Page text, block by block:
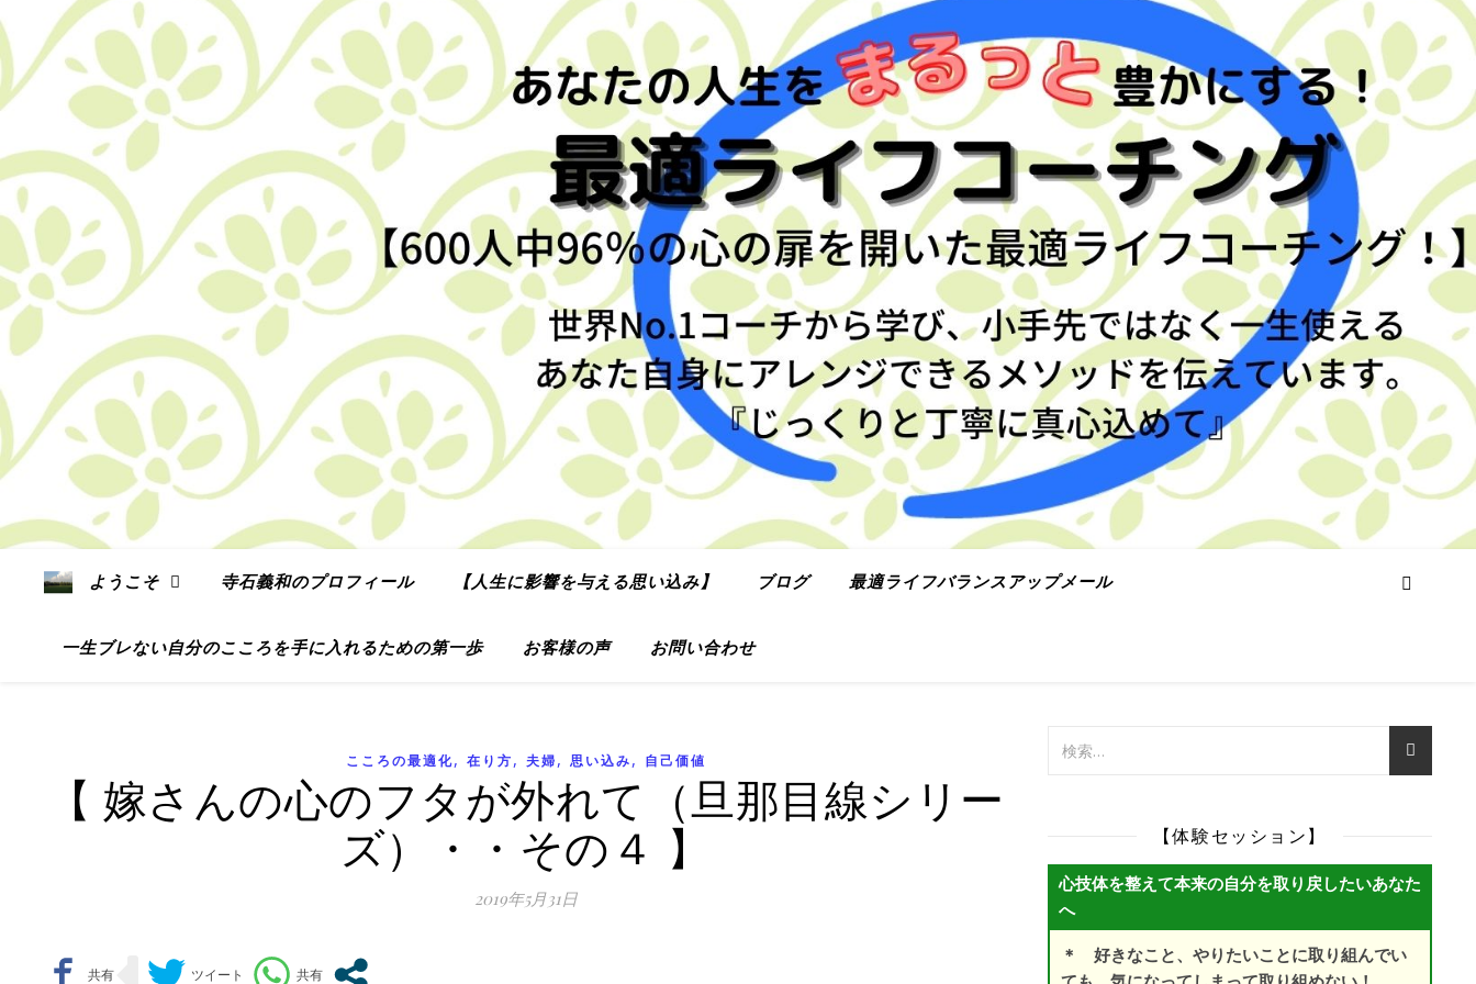
ようこそ 寺石義和のプロフィール 【人生に影響を与える思い込み】 ブログ 最適ライフバランスアップメール
一生ブレない自分のこころを手に入れるための第一歩 お客様の声 お問い合わせ
こころの最適化, 在り方, 夫婦, 思い込み, 自己価値
【 嫁さんの心のフタが外れて（旦那目線シリー
ズ）・・その４ 】
2019年5月31日
【体験セッション】
心技体を整えて本来の自分を取り戻したいあなた
へ
＊ 好きなこと、やりたいことに取り組んでい